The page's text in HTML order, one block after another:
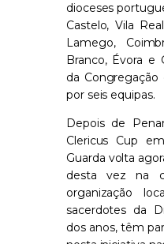
dioceses
Castelo, Vila
Lamego,
Branco, Évora
da Congregação
por seis equipas.
Depois de
Clericus Cup
Guarda volta
desta vez na
organização
sacerdotes da
dos anos, têm